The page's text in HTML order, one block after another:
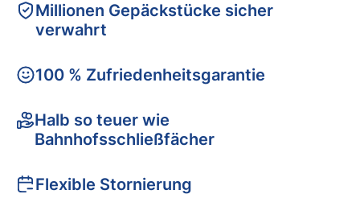
Millionen Gepäckstücke sicher
verwahrt
100 % Zufriedenheitsgarantie
Halb so teuer wie
Bahnhofsschließfächer
Flexible Stornierung